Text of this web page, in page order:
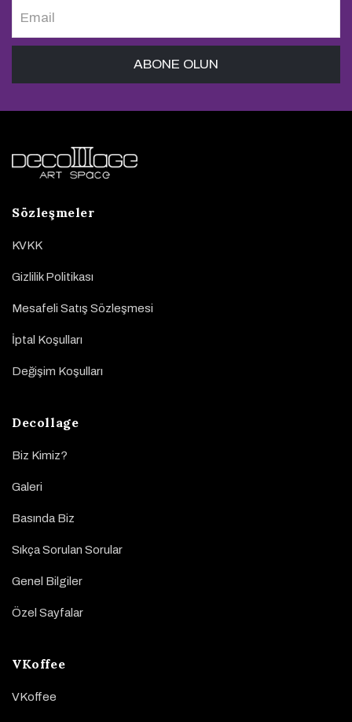
Sözleşmeler
KVKK
Gizlilik Politikası
Mesafeli Satış Sözleşmesi
İptal Koşulları
Değişim Koşulları
Decollage
Biz Kimiz?
Galeri
Basında Biz
Sıkça Sorulan Sorular
Genel Bilgiler
Özel Sayfalar
VKoffee
VKoffee